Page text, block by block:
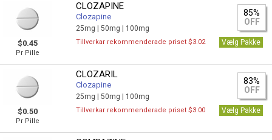
$0.45
Pr Pille
CLOZAPINE
Clozapine
25mg |50mg | 100mg
85%
OFF
Tillverkar rekommenderade priset $3.02 Vælg Pakke
$0.50
Pr Pille
CLOZARIL
Clozapine
25mg |50mg | 100mg
83%
OFF
Tillverkar rekommenderade priset $3.00 Vælg Pakke